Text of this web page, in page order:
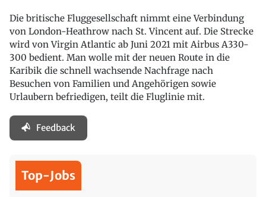
Die britische Fluggesellschaft nimmt eine Verbindung
von London-Heathrow nach St. Vincent auf. Die Strecke
wird von Virgin Atlantic ab Juni 2021 mit Airbus A330-
300 bedient. Man wolle mit der neuen Route in die
Karibik die schnell wachsende Nachfrage nach
Besuchen von Familien und Angehörigen sowie
Urlaubern befriedigen, teilt die Fluglinie mit.
Feedback
Top-Jobs